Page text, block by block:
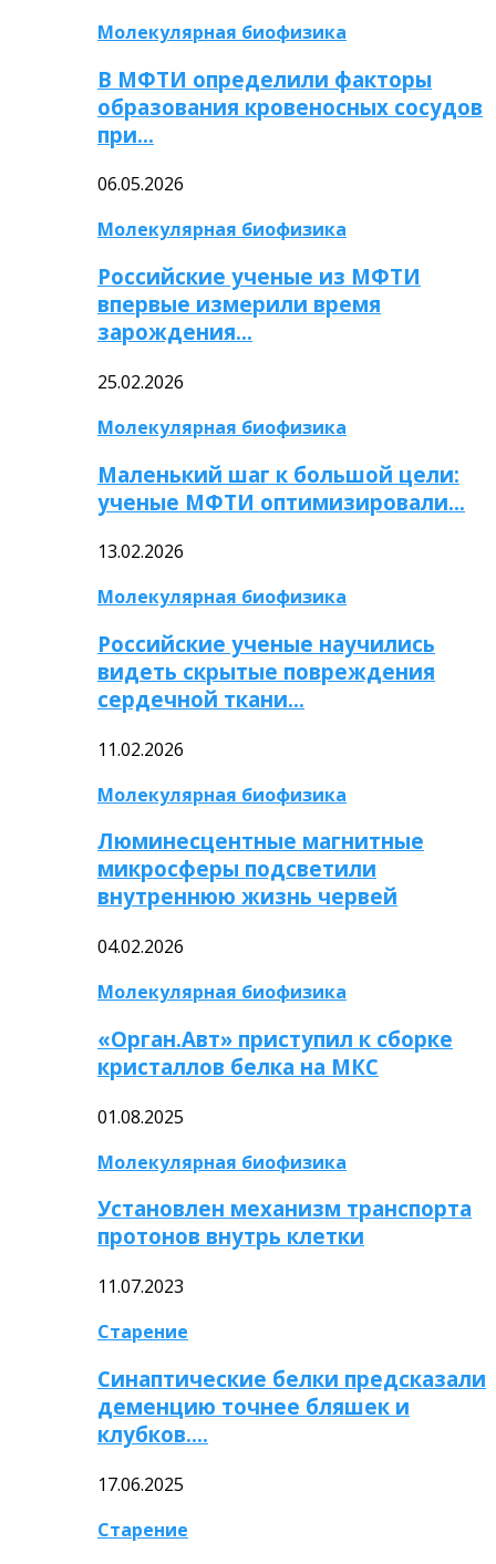
Молекулярная биофизика
В МФТИ определили факторы
образования кровеносных сосудов
при…
06.05.2026
Молекулярная биофизика
Российские ученые из МФТИ
впервые измерили время
зарождения…
25.02.2026
Молекулярная биофизика
Маленький шаг к большой цели:
ученые МФТИ оптимизировали…
13.02.2026
Молекулярная биофизика
Российские ученые научились
видеть скрытые повреждения
сердечной ткани…
11.02.2026
Молекулярная биофизика
Люминесцентные магнитные
микросферы подсветили
внутреннюю жизнь червей
04.02.2026
Молекулярная биофизика
«Орган.Авт» приступил к сборке
кристаллов белка на МКС
01.08.2025
Молекулярная биофизика
Установлен механизм транспорта
протонов внутрь клетки
11.07.2023
Старение
Синаптические белки предсказали
деменцию точнее бляшек и
клубков….
17.06.2025
Старение